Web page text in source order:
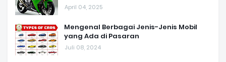
April 04, 2025
Mengenal Berbagai Jenis-Jenis Mobil
yang Ada di Pasaran
Juli 08, 2024